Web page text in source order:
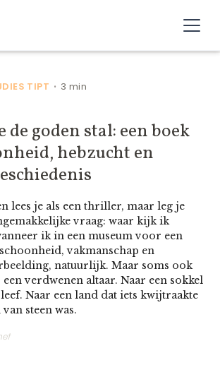
TIPT • 3 min
de goden stal: een boek
hebzucht en
lees je als een thriller, maar leg je
vraag: waar kijk ik
ik in een museum voor een
vakmanschap en
natuurlijk. Maar soms ook
verdwenen altaar. Naar een sokkel
Naar een land dat iets kwijtraakte
steen was.